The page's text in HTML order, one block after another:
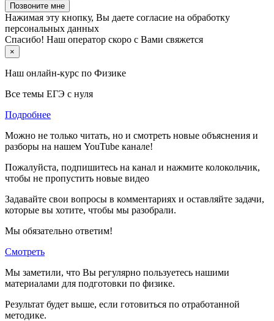
Позвоните мне
Нажимая эту кнопку, Вы даете согласие на обработку
персональных данных
Спасибо! Наш оператор скоро с Вами свяжется
×
Наш онлайн-курс по Физике
Все темы ЕГЭ с нуля
Подробнее
Можно не только читать, но и смотреть новые объяснения и
разборы на нашем YouTube канале!
Пожалуйста, подпишитесь на канал и нажмите колокольчик,
чтобы не пропустить новые видео
Задавайте свои вопросы в комментариях и оставляйте задачи,
которые вы хотите, чтобы мы разобрали.
Мы обязательно ответим!
Смотреть
Мы заметили, что Вы регулярно пользуетесь нашими
материалами для подготовки по физике.
Результат будет выше, если готовиться по отработанной
методике.